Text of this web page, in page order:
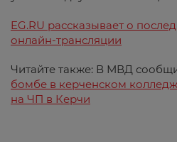
EG.RU рассказывает о
онлайн-трансляции
Читайте также: В МВД
бомбе в керченском
на ЧП в Керчи